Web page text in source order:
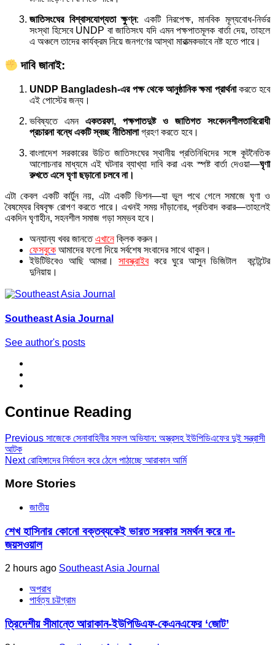
জাতিসংঘের বিশ্বাসযোগ্যতা ক্ষুণ্ন: একটি নিরপেক্ষ, মানবিক মূল্যবোধ-নির্ভর
সংস্থা হিসেবে UNDP বা জাতিসংঘ যদি এমন পক্ষপাতমূলক বার্তা দেয়, তাহলে
এ অঞ্চলে তাদের কার্যক্রম নিয়ে জনগণের আস্থা মারাত্মকভাবে নষ্ট হতে পারে।
দাবি জানাই:
UNDP Bangladesh-এর পক্ষ থেকে আনুষ্ঠানিক ক্ষমা প্রার্থনাকরতে হবে
এই পোস্টের জন্য।
ভবিষ্যতে এমন একতরফা, পক্ষপাতদুষ্ট ও জাতিগত সংবেদনশীলতাবিরোধী
প্রচারনা বন্ধে একটি স্বচ্ছ নীতিমালাগ্রহণ করতে হবে।
বাংলাদেশ সরকারের উচিত জাতিসংঘের স্থানীয় প্রতিনিধিদের সঙ্গে কূটনৈতিক
আলোচনার মাধ্যমে এই ঘটনার ব্যাখ্যা দাবি করা এবং স্পষ্ট বার্তা দেওয়া—ঘৃণা
রুখতে এসে ঘৃণা ছড়ানো চলবে না।
এটা কেবল একটি কার্টুন নয়, এটা একটি ভিশন—যা ভুল পথে গেলে সমাজে ঘৃণা ও
বৈষম্যের বিষবৃক্ষ রোপণ করতে পারে। এখনই সময় দাঁড়ানোর, প্রতিবাদ করার—তাহলেই
একদিন ঘৃণাহীন, সহনশীল সমাজ গড়া সম্ভব হবে।
অন্যান্য খবর জানতে এখানে ক্লিক করুন।
ফেসবুকে আমাদের ফলো দিয়ে সর্বশেষ সংবাদের সাথে থাকুন।
ইউটিউবেও আছি আমরা।
সাবস্ক্রাইব করে ঘুরে আসুন ডিজিটাল কন্টেন্টের
দুনিয়ায়।
Southeast Asia Journal
See author's posts
Continue Reading
Previous সাজেকে সেনাবাহিনীর সফল অভিযান: অস্ত্রসহ ইউপিডিএফের দুই সন্ত্রাসী
আটক
Nextরোহিঙ্গাদের নির্যাতন করে ঠেলে পাঠাচ্ছে আরাকান আর্মি
More Stories
জাতীয়
শেখ হাসিনার কোনো বক্তব্যকেই ভারত সরকার সমর্থন করে না-
জয়সওয়াল
2 hours ago Southeast Asia Journal
অপরাধ
পার্বত্য চট্টগ্রাম
ত্রিদেশীয় সীমান্তে আরাকান-ইউপিডিএফ-কেএনএফের ‘জোট’